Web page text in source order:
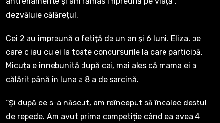
dezvăluie călărețul.
Cei 2 au împreună o fetiță de un an și 6 luni, Eliza, pe
care o iau cu ei la toate concursurile la care participă.
Micuța e înnebunită după cai, mai ales că mama ei a
călărit până în luna a 8 a de sarcină.
“Și după ce s-a născut, am reînceput să încalec destul
de repede. Am avut prima competiție când ea avea 4